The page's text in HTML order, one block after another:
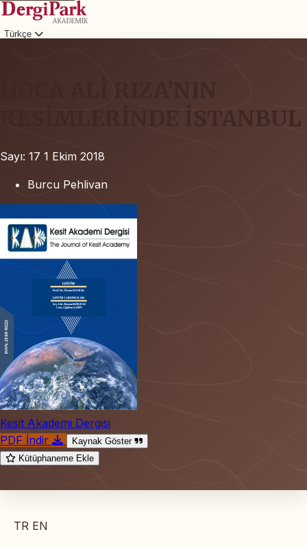
Türkçe
RESİMLERİNDE İSTANBUL
Sayı: 17 1 Ekim 2018
Burcu Pehlivan
Kesit Akademi Dergisi
PDF İndir
Kaynak Göster
Kütüphaneme Ekle
TR EN